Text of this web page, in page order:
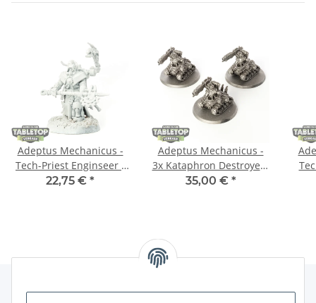
Adeptus Mechanicus -
Tech-Priest Enginseer -
grundiert
22,75 € *
Adeptus Mechanicus -
3x Kataphron Destroyers
- grundiert
35,00 € *